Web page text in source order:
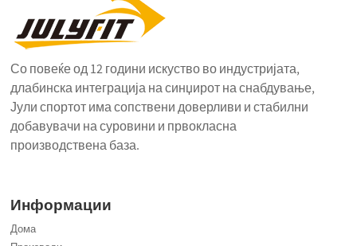
Со повеќе од 12 години искуство во индустријата,
длабинска интеграција на синџирот на снабдување,
Јули спортот има сопствени доверливи и стабилни
добавувачи на суровини и првокласна
производствена база.
Информации
Дома